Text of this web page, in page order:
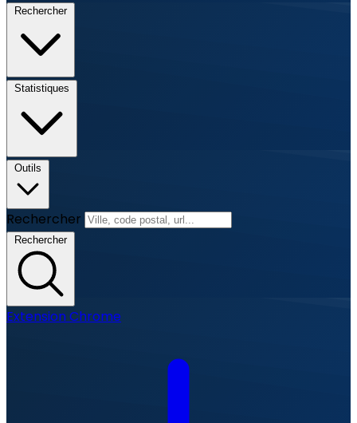
Rechercher
Statistiques
Outils
Rechercher
Rechercher
Extension Chrome